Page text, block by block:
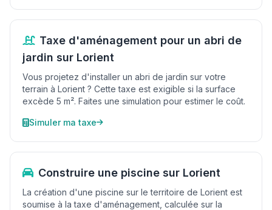
Taxe d'aménagement pour un abri de
jardin sur Lorient
Vous projetez d'installer un abri de jardin sur votre
terrain à Lorient ? Cette taxe est exigible si la surface
excède 5 m². Faites une simulation pour estimer le coût.
Simuler ma taxe
Construire une piscine sur Lorient
La création d'une piscine sur le territoire de Lorient est
soumise à la taxe d'aménagement, calculée sur la